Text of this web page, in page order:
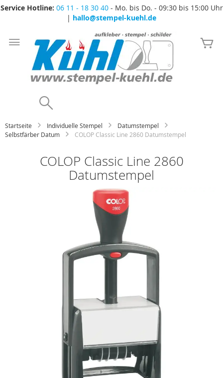
Service Hotline: 06 11 - 18 30 40- Mo. bis Do. - 09:30 bis 15:00 Uhr
| hallo@stempel-kuehl.de
Zum
Inhalt
springen
Startseite Individuelle Stempel
Datumstempel
Selbstfärber Datum
COLOP Classic Line 2860 Datumstempel
COLOP Classic Line 2860
Datumstempel